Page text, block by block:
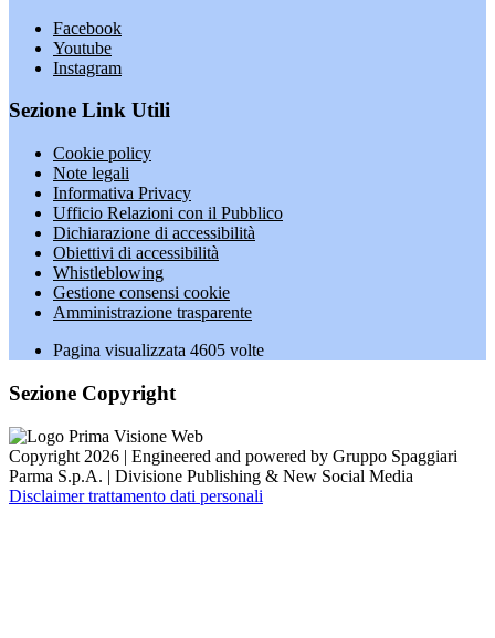
Facebook
Youtube
Instagram
Sezione Link Utili
Cookie policy
Note legali
Informativa Privacy
Ufficio Relazioni con il Pubblico
Dichiarazione di accessibilità
Obiettivi di accessibilità
Whistleblowing
Gestione consensi cookie
Amministrazione trasparente
Pagina visualizzata 4605 volte
Sezione Copyright
Copyright 2026 | Engineered and powered by Gruppo Spaggiari
Parma S.p.A. | Divisione Publishing & New Social Media
Disclaimer trattamento dati personali